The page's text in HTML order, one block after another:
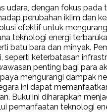
udara, dengan fokus
perubahan iklim dan
efektif untuk
teknologi energi
batu bara dan minyak.
keterbatasan
penting bagi para
mengurangi dampak
ini dapat
Buku ini diharapkan
pemanfaatan teknologi